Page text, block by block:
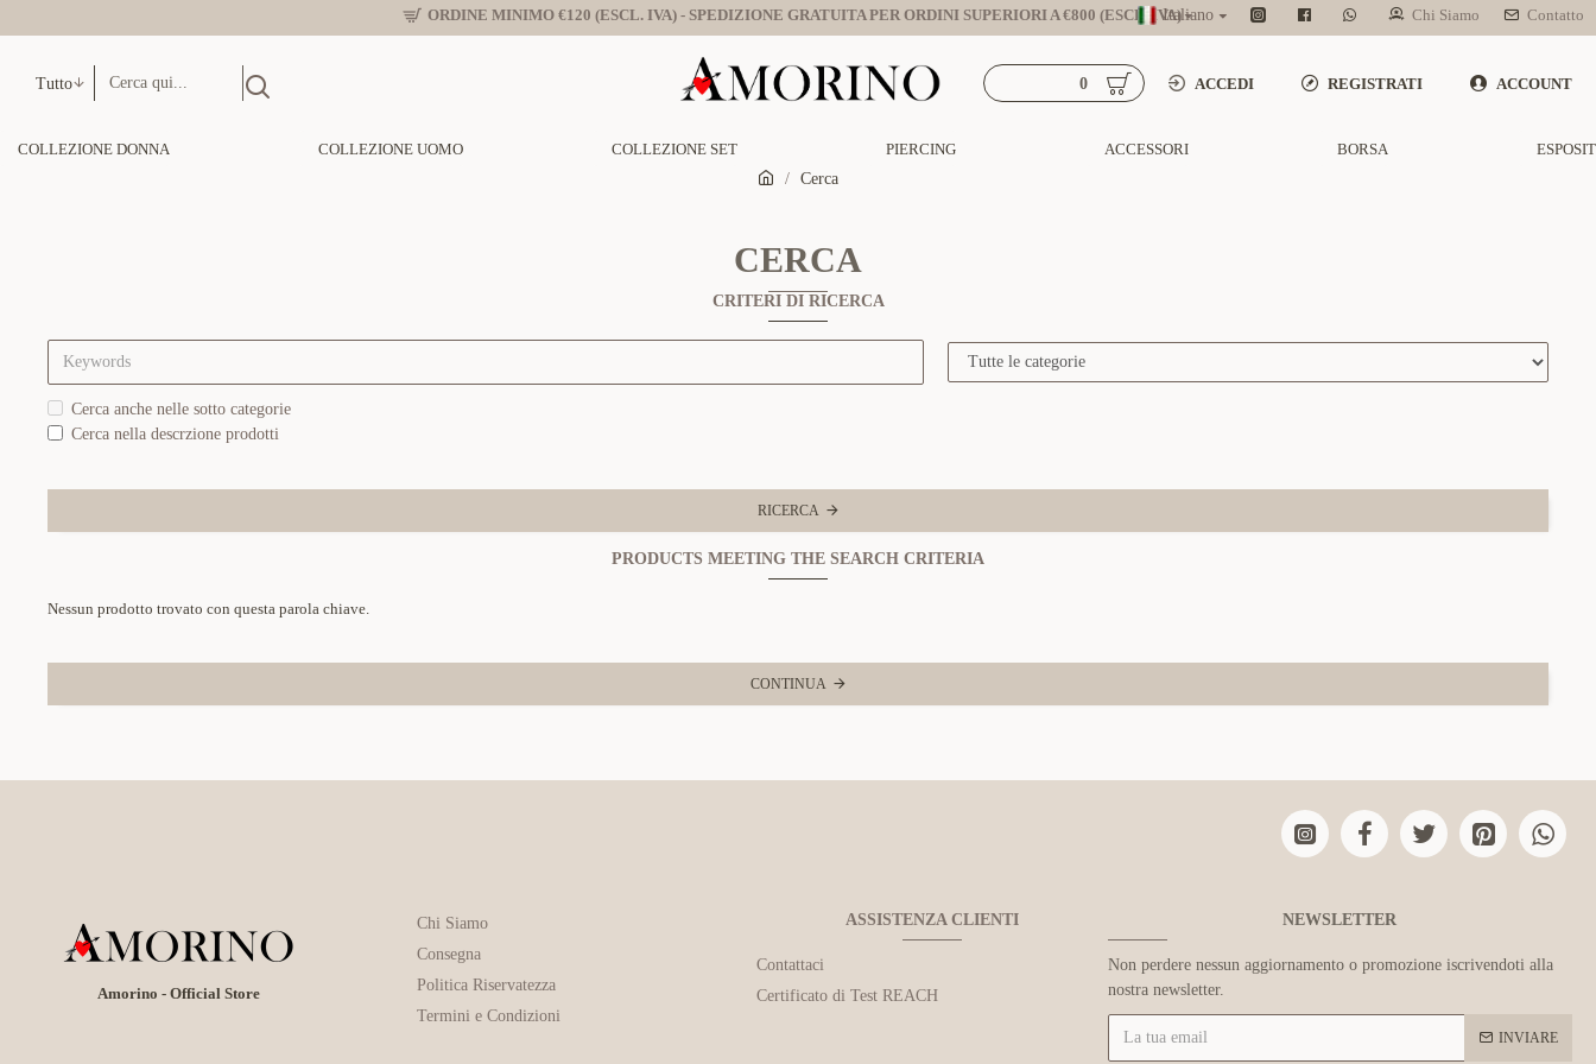
ORDINE MINIMO €120 (ESCL. IVA) - SPEDIZIONE GRATUITA PER ORDINI SUPERIORI A €800 (ESCL. IVA)Italiano Chi Siamo Contatto
Tutto ACCEDI REGISTRATI ACCOUNT
0
COLLEZIONE DONNA COLLEZIONE UOMO COLLEZIONE SET PIERCING ACCESSORI BORSA
Cerca
CERCA
CRITERI DI RICERCA
Cerca anche nelle sotto categorie
Cerca nella descrzione prodotti
RICERCA
PRODUCTS MEETING THE SEARCH CRITERIA
Nessun prodotto trovato con questa parola chiave.
CONTINUA
Amorino - Official Store
Chi Siamo
Consegna
Politica Riservatezza
Termini e Condizioni
ASSISTENZA CLIENTI
Contattaci
Certificato di Test REACH
NEWSLETTER
Non perdere nessun aggiornamento o promozione iscrivendoti alla
nostra newsletter.
INVIARE